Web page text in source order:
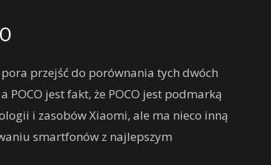
przejść do porównania tych dwóch
jest fakt, że POCO jest podmarką
i zasobów Xiaomi, ale ma nieco inną
smartfonów z najlepszym